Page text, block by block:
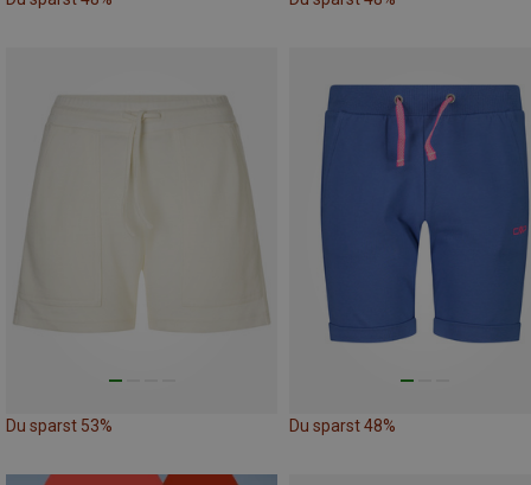
Du sparst 53% Du sparst 48%